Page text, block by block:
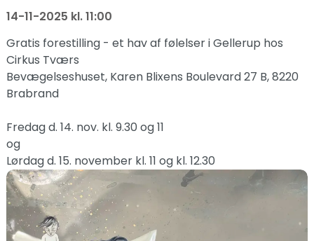
14-11-2025 kl. 11:00
Gratis forestilling - et hav af følelser i Gellerup hos
Cirkus Tværs
Bevægelseshuset, Karen Blixens Boulevard 27 B, 8220
Brabrand
Fredag d. 14. nov. kl. 9.30 og 11
og
Lørdag d. 15. november kl. 11 og kl. 12.30